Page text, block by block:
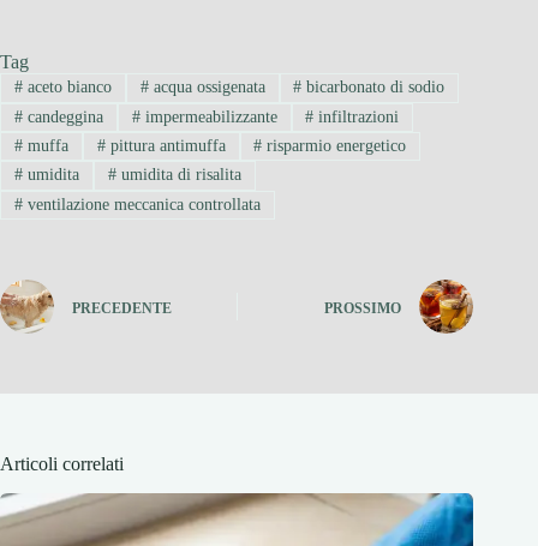
Tag
#aceto bianco #acqua ossigenata # bicarbonato di sodio
#candeggina #impermeabilizzante # infiltrazioni
#muffa #pittura antimuffa # risparmio energetico
#umidita #umidita di risalita
#ventilazione meccanica controllata
PRECEDENTE PROSSIMO
Articoli correlati